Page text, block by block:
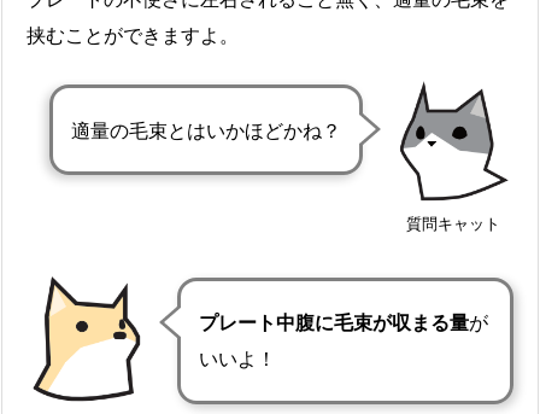
挟むことができますよ。
質問キャット
適量の毛束とはいかほどかね？
プレート中腹に毛束が収まる量が
いいよ！